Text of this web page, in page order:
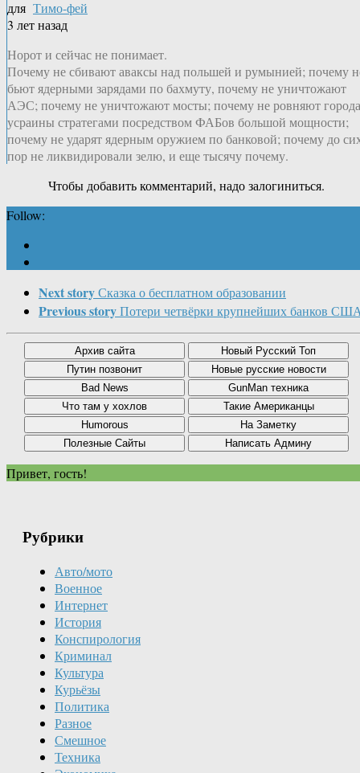
для Тимо-фей
3 лет назад
Норот и сейчас не понимает.
Почему не сбивают аваксы над польшей и румынией; почему
бьют ядерными зарядами по бахмуту, почему не уничтожают
АЭС; почему не уничтожают мосты; почему не ровняют города
усраины стратегами посредством ФАБов большой мощности;
почему не ударят ядерным оружием по банковой; почему до
пор не ликвидировали зелю, и еще тысячу почему.
Чтобы добавить комментарий, надо залогиниться.
Follow:
Next storyСказка о бесплатном образовании
Previous storyПотери четвёрки крупнейших банков
Привет, гость!
Рубрики
Авто/мото
Военное
Интернет
История
Конспирология
Криминал
Культура
Курьёзы
Политика
Разное
Смешное
Техника